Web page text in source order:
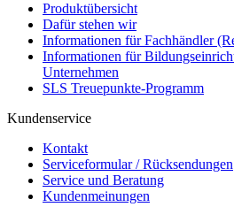
Produktübersicht
Dafür stehen wir
Informationen für Fachhändler
Informationen für
Unternehmen
SLS Treuepunkte-Programm
Kundenservice
Kontakt
Serviceformular / Rücksendungen
Service und Beratung
Kundenmeinungen